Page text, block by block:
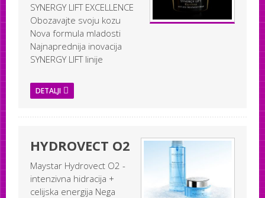
SYNERGY LIFT EXCELLENCE
Obozavajte svoju kozu
Nova formula mladosti
Najnaprednija inovacija
SYNERGY LIFT linije
DETALJI
HYDROVECT O2
Maystar Hydrovect O2 -
intenzivna hidracija +
celijska energija Nega